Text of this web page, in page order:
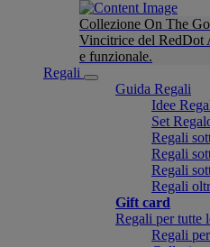
Collezione On The Go
Vincitrice del RedDot
e funzionale.
Regali
Guida Regali
Idee
Set
Regali
Regali
Regali
Regali
Gift card
Regali per tutte
Regali